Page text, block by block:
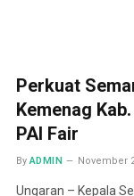
Perkuat
Kemenag
PAI Fair
By ADMIN November
Ungaran – Kepala